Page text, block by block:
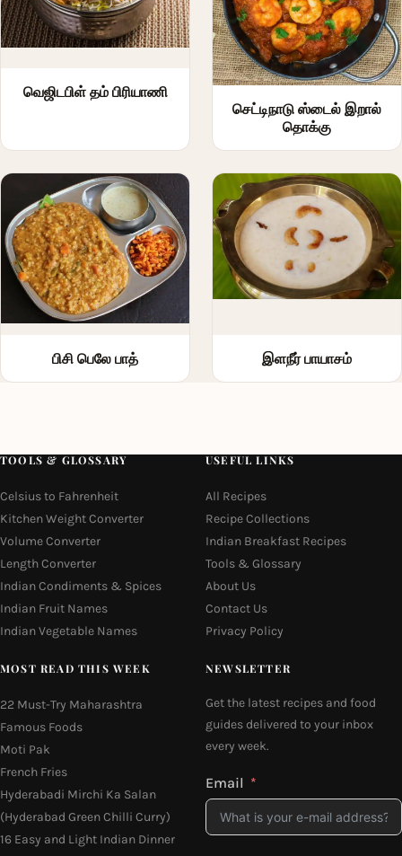
வெஜிடபிள் தம் பிரியாணி
செட்டிநாடு ஸ்டைல் இறால்
தொக்கு
பிசி பெலே பாத் இளநீர் பாயாசம்
TOOLS & GLOSSARY
Celsius to Fahrenheit
Kitchen Weight Converter
Volume Converter
Length Converter
Indian Condiments & Spices
Indian Fruit Names
Indian Vegetable Names
USEFUL LINKS
All Recipes
Recipe Collections
Indian Breakfast Recipes
Tools & Glossary
About Us
Contact Us
Privacy Policy
MOST READ THIS WEEK
22 Must-Try Maharashtra
Famous Foods
Moti Pak
French Fries
Hyderabadi Mirchi Ka Salan
(Hyderabad Green Chilli Curry)
16 Easy and Light Indian Dinner
NEWSLETTER
Get the latest recipes and food
guides delivered to your inbox
every week.
Email